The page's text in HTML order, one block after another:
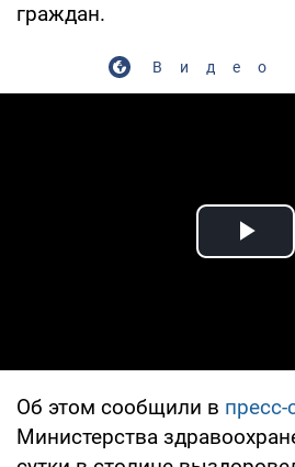
граждан.
Видео
Об этом сообщили в
Министерства